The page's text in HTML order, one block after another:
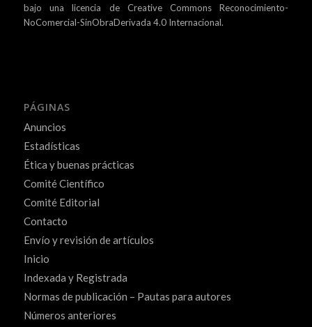
bajo unalicencia de Creative Commons Reconocimiento-
NoComercial-SinObraDerivada 4.0 Internacional.
PÁGINAS
Anuncios
Estadísticas
Ética y buenas prácticas
Comité Científico
Comité Editorial
Contacto
Envío y revisión de artículos
Inicio
Indexada y Registrada
Normas de publicación – Pautas para autores
Números anteriores